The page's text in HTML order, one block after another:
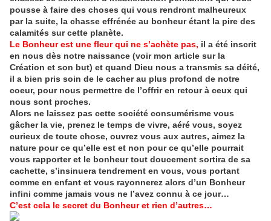
pousse à faire des choses qui vous rendront malheureux
par la suite, la chasse effrénée au bonheur étant la pire des
calamités sur cette planète.
Le Bonheur est une fleur qui ne s’achète pas, il a été inscrit
en nous dès notre naissance (voir mon article sur la
Création et son but) et quand Dieu nous a transmis sa déité,
il a bien pris soin de le cacher au plus profond de notre
coeur, pour nous permettre de l’offrir en retour à ceux qui
nous sont proches.
Alors ne laissez pas cette société consumérisme vous
gâcher la vie, prenez le temps de vivre, aéré vous, soyez
curieux de toute chose, ouvrez vous aux autres, aimez la
nature pour ce qu’elle est et non pour ce qu’elle pourrait
vous rapporter et le bonheur tout doucement sortira de sa
cachette, s’insinuera tendrement en vous, vous portant
comme en enfant et vous rayonnerez alors d’un Bonheur
infini comme jamais vous ne l’avez connu à ce jour…
C’est cela le secret du Bonheur et rien d’autres…